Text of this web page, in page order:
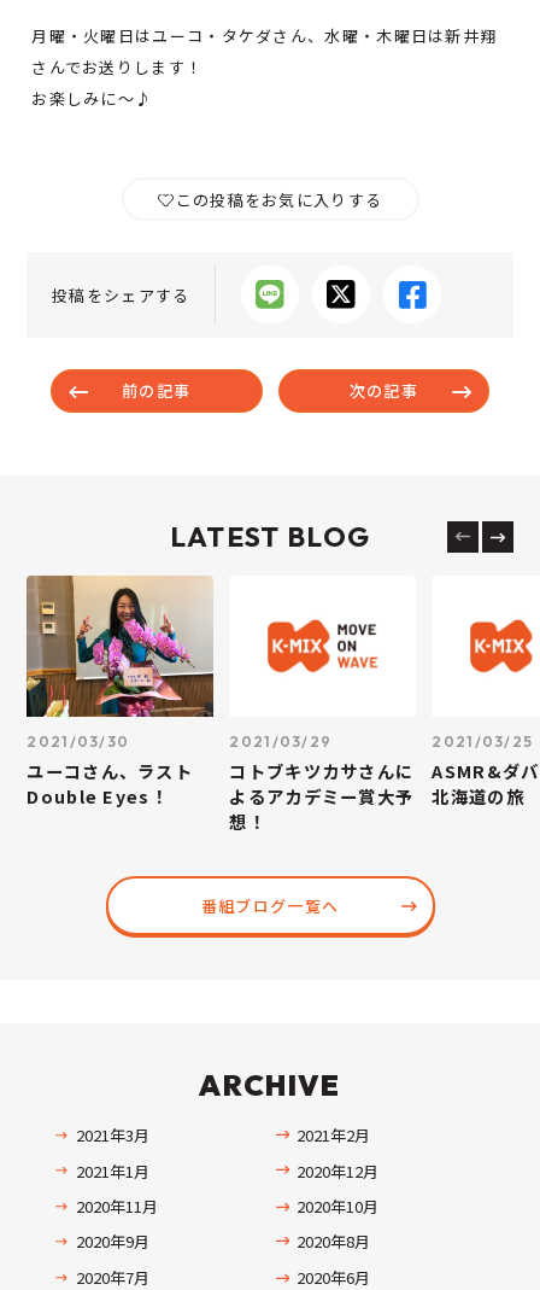
月曜・火曜日はユーコ・タケダさん、水曜・木曜日は新井翔
さんでお送りします！
お楽しみに～♪
この投稿をお気に入りする
投稿をシェアする
前の記事 次の記事
LATEST BLOG
2021/03/30
ユーコさん、ラスト
Double Eyes！
2021/03/29
コトブキツカサさんに
よるアカデミー賞大予
想！
2021/03/25
ASMR&ダ
北海道の旅
番組ブログ一覧へ
ARCHIVE
2021年3月
2021年2月
2021年1月
2020年12月
2020年11月
2020年10月
2020年9月
2020年8月
2020年7月
2020年6月